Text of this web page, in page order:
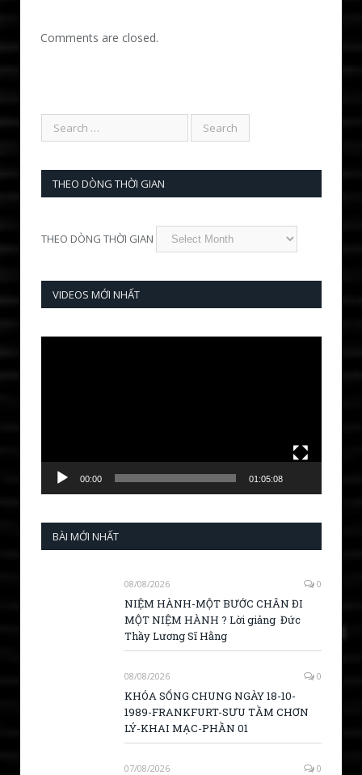
Comments are closed.
THEO DÒNG THỜI GIAN
THEO DÒNG THỜI GIAN
VIDEOS MỚI NHẤT
00:00 01:05:08
BÀI MỚI NHẤT
08/08/2026 0
NIỆM HÀNH-MỘT BƯỚC CHÂN ĐI
MỘT NIỆM HÀNH ? Lời giảng Đức
Thầy Lương Sĩ Hằng
08/08/2026 0
KHÓA SỐNG CHUNG NGÀY 18-10-
1989-FRANKFURT-SƯU TẦM CHƠN
LÝ-KHAI MẠC-PHẦN 01
07/08/2026 0